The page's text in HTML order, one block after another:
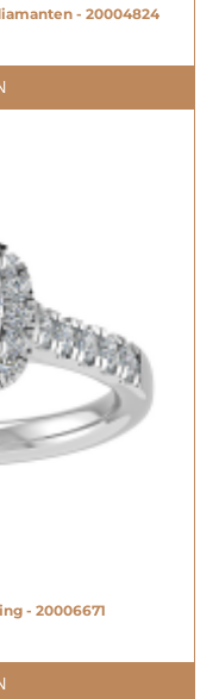
- 20004824
- 20006671